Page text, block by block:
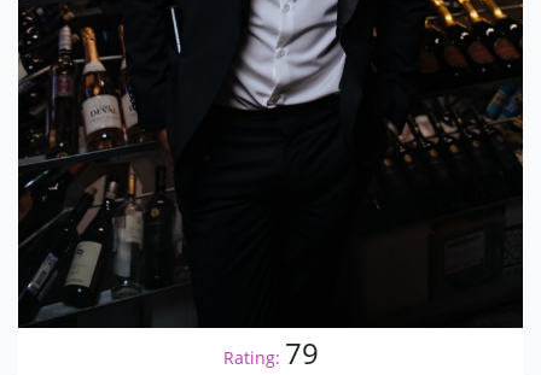
Rating: 79